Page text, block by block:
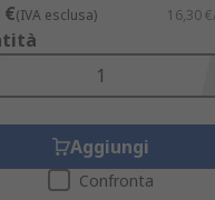
€(IVA esclusa) 16,30
Aggiungi
Confronta